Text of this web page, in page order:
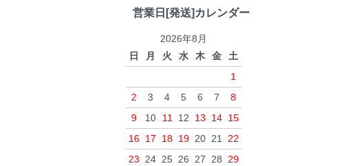
営業日[発送]カレンダー
2026年8月
日
月 火 水 木 金
土
1
2
3 4 5 6 7
8
9
10 11 12 13 14 15
16 17 18 19 20 21 22
23 24 25 26 27 28 29